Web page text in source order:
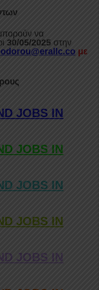
να
30/05/2025 στην
@erallc.co με
JOBS IN
JOBS IN
JOBS IN
JOBS IN
JOBS IN